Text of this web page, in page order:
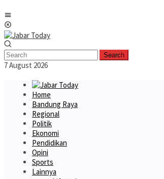
to
content
Search
7 August 2026
Home
Bandung Raya
Regional
Politik
Ekonomi
Pendidikan
Opini
Sports
Lainnya